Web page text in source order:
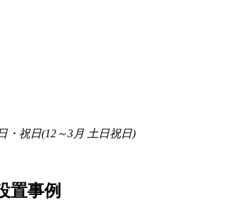
・祝日(12～3月 土日祝日)
置事例